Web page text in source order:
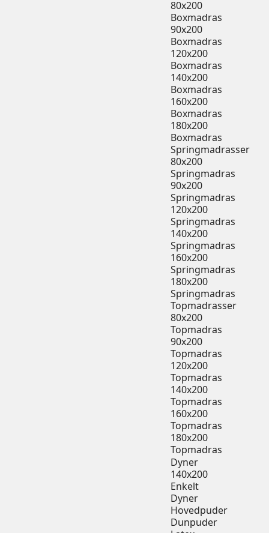
80x200
Boxmadras
90x200
Boxmadras
120x200
Boxmadras
140x200
Boxmadras
160x200
Boxmadras
180x200
Boxmadras
Springmadrasser
80x200
Springmadras
90x200
Springmadras
120x200
Springmadras
140x200
Springmadras
160x200
Springmadras
180x200
Springmadras
Topmadrasser
80x200
Topmadras
90x200
Topmadras
120x200
Topmadras
140x200
Topmadras
160x200
Topmadras
180x200
Topmadras
Dyner
140x200
Enkelt
Dyner
Hovedpuder
Dunpuder